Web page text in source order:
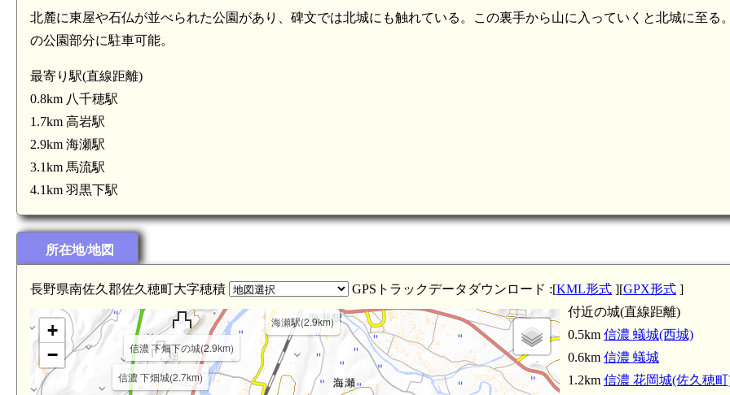
北麓に東屋や石仏が並べられた公園があり、碑文では北城にも触れている。この裏手から山に入っていくと北城に至る
の公園部分に駐車可能。
最寄り駅(直線距離)
0.8km 八千穂駅
1.7km 高岩駅
2.9km 海瀬駅
3.1km 馬流駅
4.1km 羽黒下駅
所在地/地図
長野県南佐久郡佐久穂町大字穂積 GPSトラックデータダウンロード :[KML形式 ][GPX形式 ]
海瀬駅(2.9km)
信濃 下畑城(2.7km)
信濃 下畑下の城(2.9km)
信濃 雁峰城(5.4km)
+
−
付近の城(直線距離)
0.5km 信濃 蟻城(西城)
0.6km 信濃 蟻城
1.2km 信濃 花岡城(佐久穂